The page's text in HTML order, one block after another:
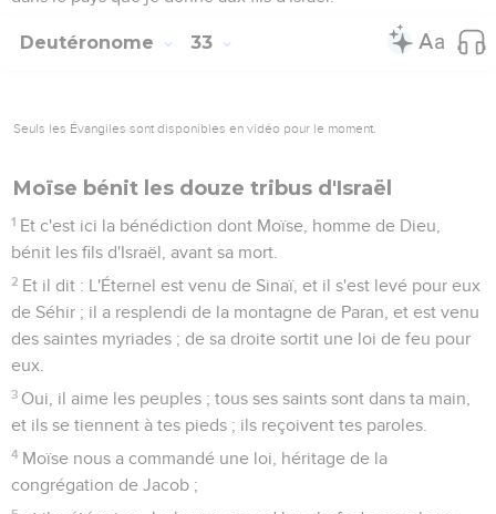
Deutéronome 33
Seuls les Évangiles sont disponibles en vidéo pour le moment.
Moïse bénit les douze tribus d'Israël
1 Et c'est ici la bénédiction dont Moïse, homme de Dieu,
bénit les fils d'Israël, avant sa mort.
2 Et il dit : L'Éternel est venu de Sinaï, et il s'est levé pour eux
de Séhir ; il a resplendi de la montagne de Paran, et est venu
des saintes myriades ; de sa droite sortit une loi de feu pour
eux.
3 Oui, il aime les peuples ; tous ses saints sont dans ta main,
et ils se tiennent à tes pieds ; ils reçoivent tes paroles.
4 Moïse nous a commandé une loi, héritage de la
congrégation de Jacob ;